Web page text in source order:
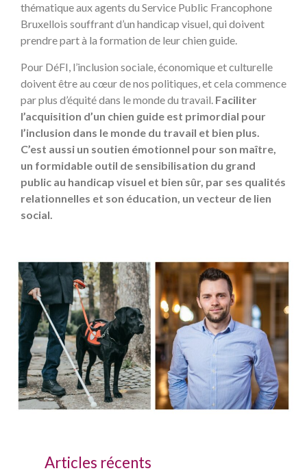
thématique aux agents du Service Public Francophone
Bruxellois souffrant d’un handicap visuel, qui doivent
prendre part à la formation de leur chien guide.
Pour DéFI, l’inclusion sociale, économique et culturelle
doivent être au cœur de nos politiques, et cela commence
par plus d’équité dans le monde du travail. Faciliter
l’acquisition d’un chien guide est primordial pour
l’inclusion dans le monde du travail et bien plus.
C’est aussi un soutien émotionnel pour son maître,
un formidable outil de sensibilisation du grand
public au handicap visuel et bien sûr, par ses qualités
relationnelles et son éducation, un vecteur de lien
social.
Articles récents